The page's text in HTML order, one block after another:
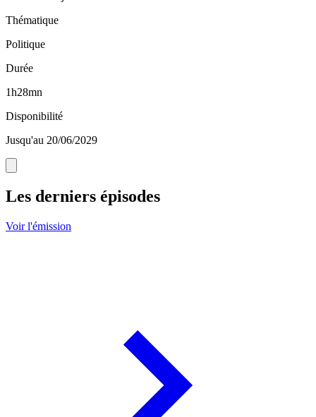
Thématique
Politique
Durée
1h28mn
Disponibilité
Jusqu'au 20/06/2029
Les derniers épisodes
Voir l'émission